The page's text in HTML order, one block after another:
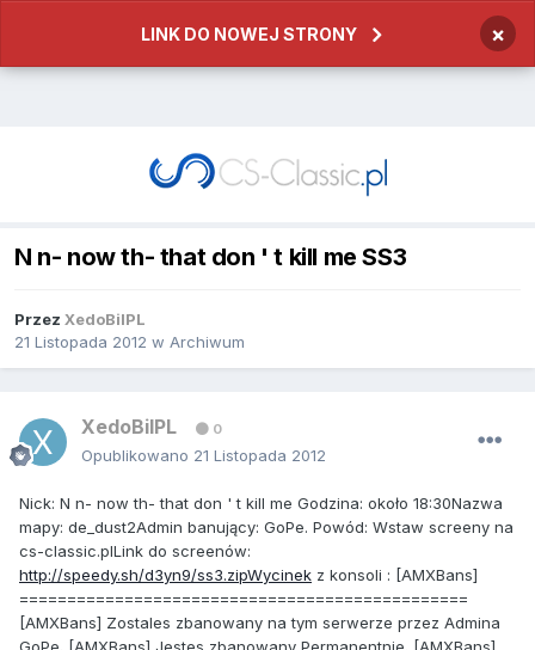
LINK DO NOWEJ STRONY ×
N n- now th- that don ' t kill me SS3
Przez XedoBilPL
21 Listopada 2012 w Archiwum
XedoBilPL 0
Opublikowano 21 Listopada 2012
Nick: N n- now th- that don ' t kill me Godzina: około 18:30Nazwa
mapy: de_dust2Admin banujący: GoPe. Powód: Wstaw screeny na
cs-classic.plLink do screenów:
http://speedy.sh/d3yn9/ss3.zipWycinek z konsoli : [AMXBans]
===============================================
[AMXBans] Zostales zbanowany na tym serwerze przez Admina